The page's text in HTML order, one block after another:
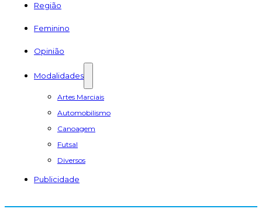
Região
Feminino
Opinião
Modalidades
Artes Marciais
Automobilismo
Canoagem
Futsal
Diversos
Publicidade